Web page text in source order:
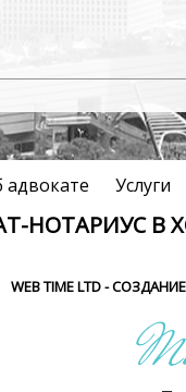
адвокате Услуги
НОТАРИУС В
WEB TIME LTD -